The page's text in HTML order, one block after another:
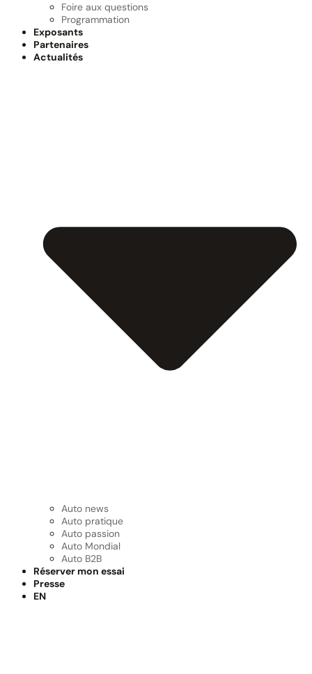
Foire aux questions
Programmation
Exposants
Partenaires
Actualités
Auto news
Auto pratique
Auto passion
Auto Mondial
Auto B2B
Réserver mon essai
Presse
EN